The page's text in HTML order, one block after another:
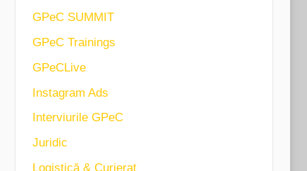
GPeC SUMMIT
GPeC Trainings
GPeCLive
Instagram Ads
Interviurile GPeC
Juridic
Logistică & Curierat